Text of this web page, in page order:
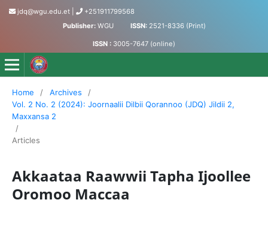
jdq@wgu.edu.et
+251911799568
Publisher:WGU ISSN: 2521-8336 (Print)
ISSN : 3005-7647 (online)
Jornaalii Dilbii Qorannoo - Journal of Accumulated
Home / Archives
/
Vol. 2 No. 2 (2024): Joornaalii Dilbii Qorannoo (JDQ) Jildii 2,
Maxxansa 2
/
Articles
Akkaataa Raawwii Tapha Ijoollee
Oromoo Maccaa